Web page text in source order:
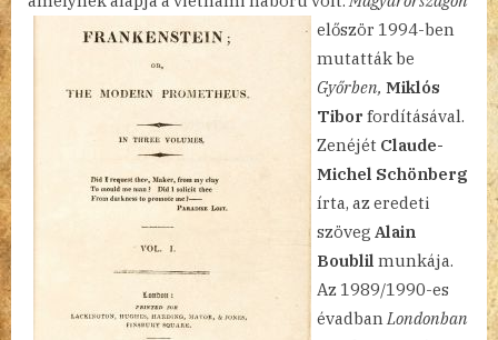
először 1994-ben
mutatták be
Győrben, Miklós
Tibor fordításával.
Zenéjét Claude-
Michel Schönberg
írta, az eredeti
szöveg Alain
Boublil munkája.
Az 1989/1990-es
évadban Londonban